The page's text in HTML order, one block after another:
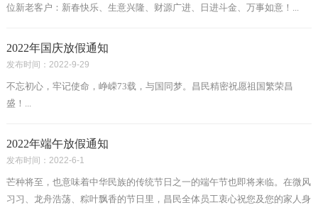
位新老客户：新春快乐、生意兴隆、财源广进、日进斗金、万事如意！...
2022年国庆放假通知
发布时间：2022-9-29
不忘初心，牢记使命，峥嵘73载，与国同梦。昌民精密祝愿祖国繁荣昌
盛！...
2022年端午放假通知
发布时间：2022-6-1
芒种将至，也意味着中华民族的传统节日之一的端午节也即将来临。在微风
习习、龙舟浩荡、粽叶飘香的节日里，昌民全体员工衷心祝您及您的家人身